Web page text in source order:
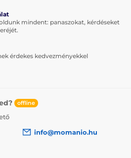
mindent: panaszokat, kérdéseket
érdekes kedvezményekkel
offline
info@momanio.hu